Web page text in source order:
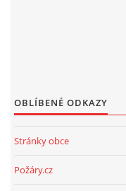
OBLÍBENÉ ODKAZY
Stránky obce
Požáry.cz